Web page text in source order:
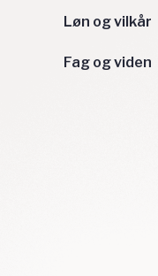
Løn og vilkår
Fag og viden